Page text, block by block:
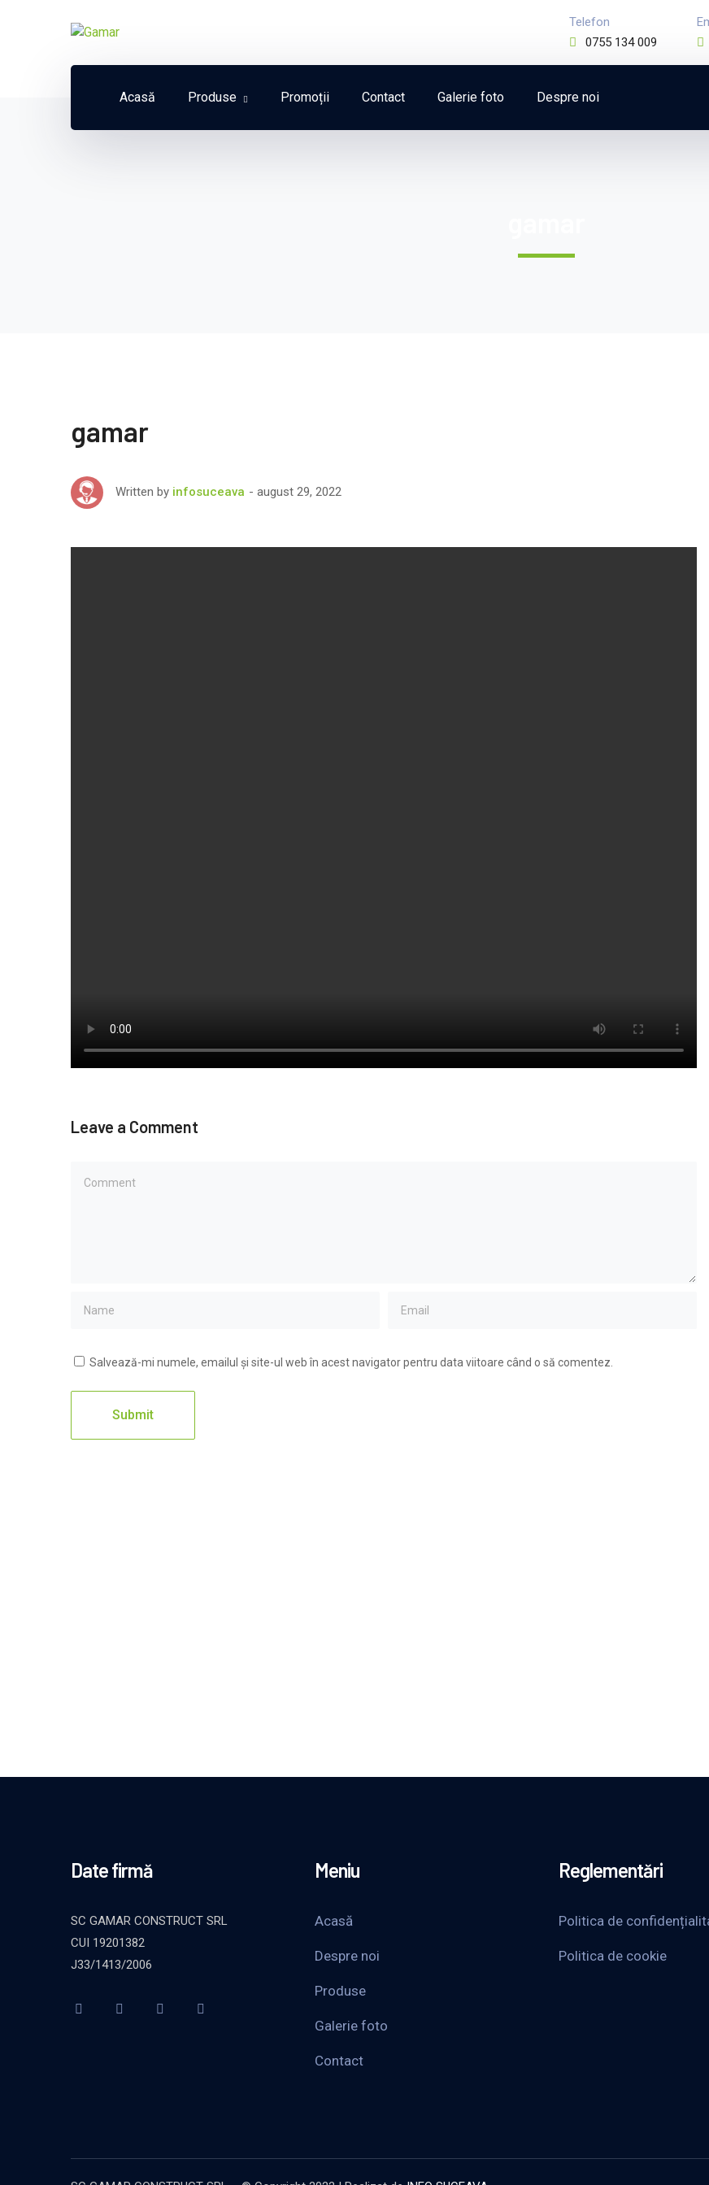
Telefon
0755 134 009
Acasă Produse Promoții Contact Galerie foto Despre noi
gamar
Written by infosuceava august 29, 2022
Leave a Comment
Salvează-mi numele, emailul și site-ul web în acest navigator pentru data viitoare când o să comentez.
Date firmă
SC GAMAR CONSTRUCT SRL
CUI 19201382
J33/1413/2006
Meniu
Acasă
Despre noi
Produse
Galerie foto
Contact
Reglementări
Politica de
Politica de cookie